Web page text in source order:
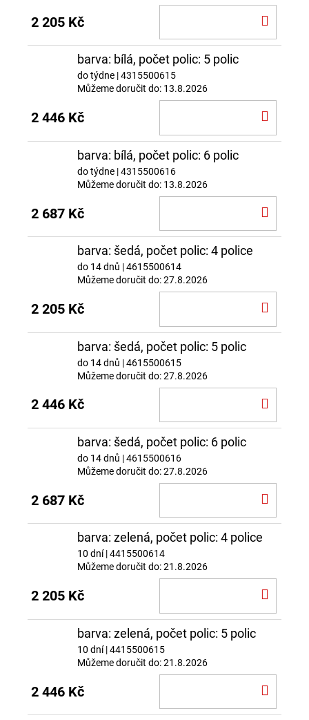
2 205 Kč
barva: bílá, počet polic: 5 polic
do týdne | 4315500615
Můžeme doručit do: 13.8.2026
2 446 Kč
barva: bílá, počet polic: 6 polic
do týdne | 4315500616
Můžeme doručit do: 13.8.2026
2 687 Kč
barva: šedá, počet polic: 4 police
do 14 dnů | 4615500614
Můžeme doručit do:27.8.2026
2 205 Kč
barva: šedá, počet polic: 5 polic
do 14 dnů | 4615500615
Můžeme doručit do:27.8.2026
2 446 Kč
barva: šedá, počet polic: 6 polic
do 14 dnů | 4615500616
Můžeme doručit do:27.8.2026
2 687 Kč
barva: zelená, počet polic: 4 police
10 dní| 4415500614
Můžeme doručit do:21.8.2026
2 205 Kč
barva: zelená, počet polic: 5 polic
10 dní| 4415500615
Můžeme doručit do:21.8.2026
2 446 Kč